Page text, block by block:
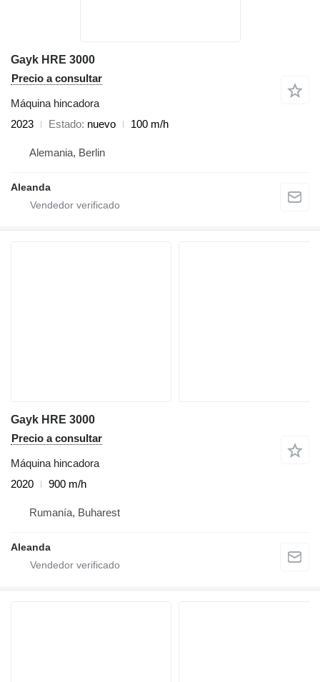
Gayk HRE 3000
Precio a consultar
Máquina hincadora
2023
Estado nuevo 100 m/h
Alemania, Berlin
Aleanda
Gayk HRE 3000
Precio a consultar
Máquina hincadora
2020
900 m/h
Rumanía, Buharest
Aleanda